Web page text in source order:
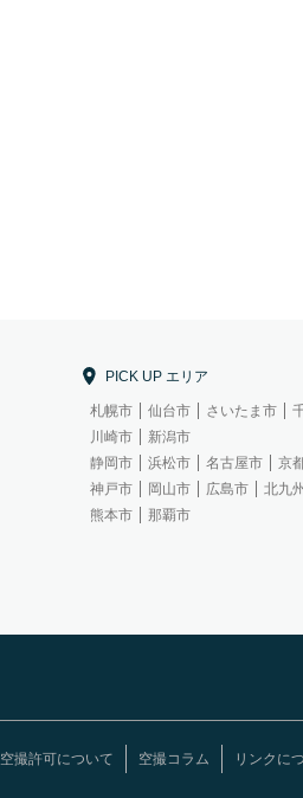
PICK UP エリア
札幌市 仙台市 さいたま市
川崎市
新潟市
静岡市
浜松市 名古屋市 京
神戸市
岡山市 広島市 北九
熊本市
那覇市
空撮許可について 空撮コラム リンクに